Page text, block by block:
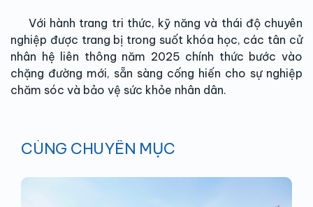
Với hành trang tri thức, kỹ năng và thái độ chuyên
nghiệp được trang bị trong suốt khóa học, các tân cử
nhân hệ liên thông năm 2025 chính thức bước vào
chặng đường mới, sẵn sàng cống hiến cho sự nghiệp
chăm sóc và bảo vệ sức khỏe nhân dân.
CÙNG CHUYÊN MỤC